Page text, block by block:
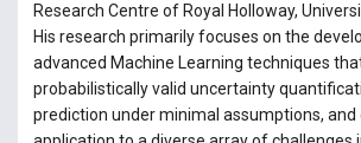
Research Centre of Royal Holloway,
His research primarily focuses on the
advanced Machine Learning techniques
probabilistically valid uncertainty
prediction under minimal assumptions, and